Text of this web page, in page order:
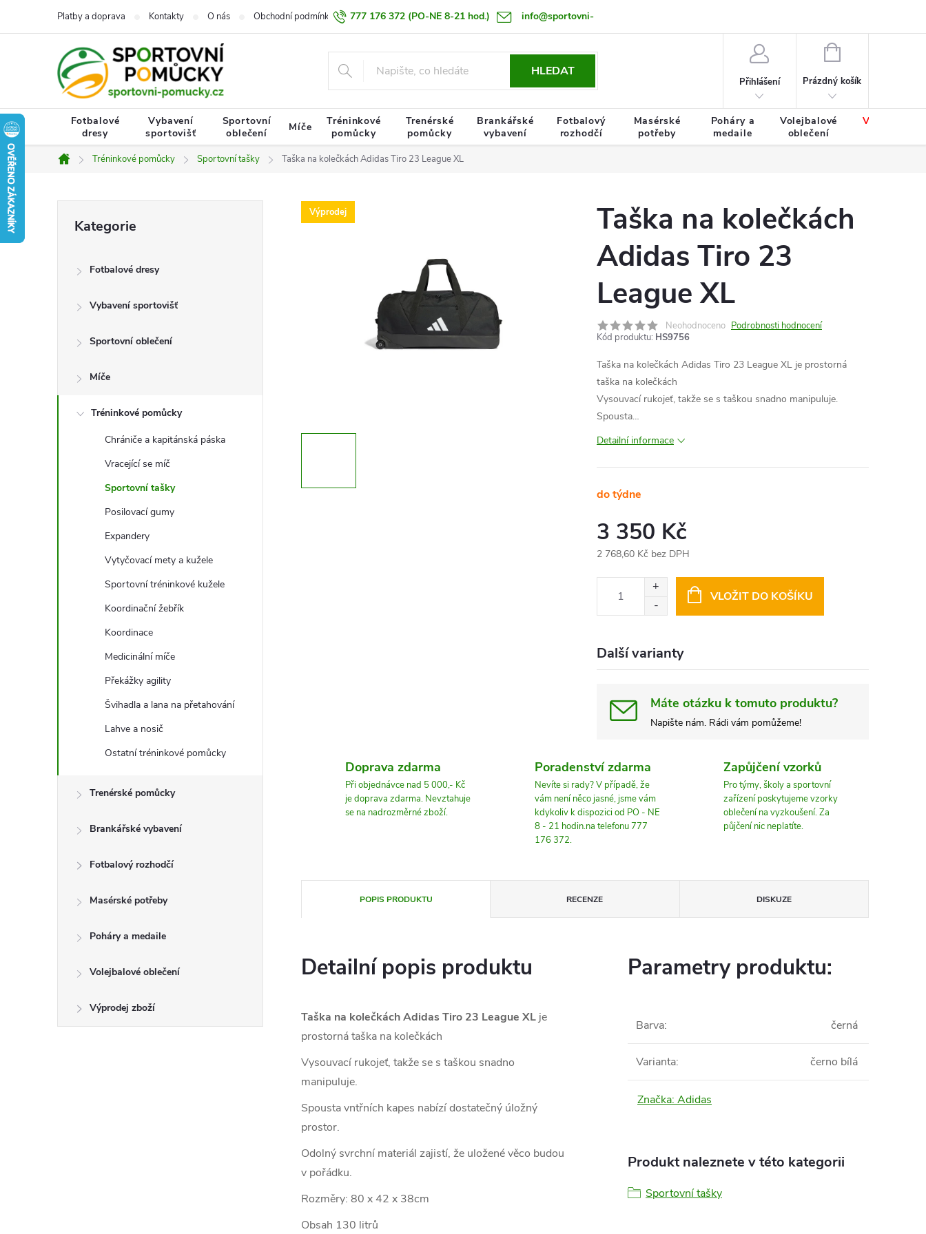
777 176 372 (PO-NE 8-21 hod.) info@sportovni-
pomucky.cz
Platby a doprava Kontakty O nás Obchodní podmínky Zásady zpracování osobních údajů Termín doručení zboží
HLEDAT
Přihlášení
NÁKUPNÍ
Prázdný košík
Fotbalové
dresy
Vybavení
sportovišť
Sportovní
oblečení
Míče
Tréninkové
pomůcky
Trenérské
pomůcky
Brankářské
vybavení
Fotbalový
rozhodčí
Masérské
potřeby
Poháry a
medaile
Volejbalové
oblečení
Výprodej
Domů
Tréninkové pomůcky Sportovní tašky Taška na kolečkách Adidas Tiro 23 League XL
a
kategorie
Kategorie
Fotbalové dresy
Vybavení sportovišť
Sportovní oblečení
Míče
Tréninkové pomůcky
Chrániče a kapitánská páska
Vracející se míč
Sportovní tašky
Posilovací gumy
Expandery
Vytyčovací mety a kužele
Sportovní tréninkové kužele
Koordinační žebřík
Koordinace
Medicinální míče
Překážky agility
Švihadla a lana na přetahování
Lahve a nosič
Ostatní tréninkové pomůcky
Trenérské pomůcky
Brankářské vybavení
Fotbalový rozhodčí
Masérské potřeby
Poháry a medaile
Volejbalové oblečení
Výprodej zboží
Výprodej
Taška na kolečkách
Adidas Tiro 23
League XL
Neohodnoceno Podrobnosti hodnocení
Kód produktu: HS9756
Taška na kolečkách Adidas Tiro 23 League XL je prostorná
taška na kolečkách
Vysouvací rukojeť, takže se s taškou snadno manipuluje.
Spousta…
Detailní informace
do týdne
3 350 Kč
2 768,60 Kč bez DPH
VLOŽIT DO KOŠÍKU
Další varianty
Máte otázku k tomuto produktu?
Napište nám. Rádi vám pomůžeme!
Doprava zdarma
Při objednávce nad 5 000,- Kč
je doprava zdarma. Nevztahuje
se na nadrozměrné zboží.
Poradenství zdarma
Nevíte si rady? V případě, že
vám není něco jasné, jsme vám
kdykoliv k dispozici od PO - NE
8 - 21 hodin.na telefonu 777
176 372.
Zapůjčení vzorků
Pro týmy, školy a sportovní
zařízení poskytujeme vzorky
oblečení na vyzkoušení. Za
půjčení nic neplatíte.
POPIS PRODUKTU RECENZE DISKUZE
Detailní popis produktu
Taška na kolečkách Adidas Tiro 23 League XL je
prostorná taška na kolečkách
Vysouvací rukojeť, takže se s taškou snadno
manipuluje.
Spousta vntřních kapes nabízí dostatečný úložný
prostor.
Odolný svrchní materiál zajistí, že uložené věco budou
v pořádku.
Rozměry: 80 x 42 x 38cm
Obsah 130 litrů
Parametry produktu:
Barva: černá
Varianta: černo bílá
Značka: Adidas
Produkt naleznete v této kategorii
Sportovní tašky